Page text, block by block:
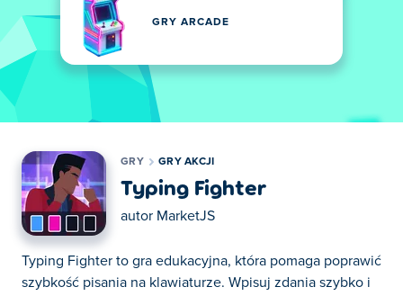
GRY ARCADE
GRY GRY AKCJI
Typing Fighter
autor MarketJS
Typing Fighter to gra edukacyjna, która pomaga poprawić
szybkość pisania na klawiaturze. Wpisuj zdania szybko i